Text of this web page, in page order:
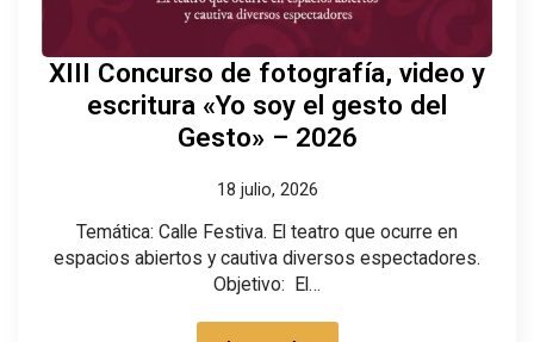
XIII Concurso de fotografía, video y
escritura «Yo soy el gesto del
Gesto» – 2026
18 julio, 2026
Temática: Calle Festiva. El teatro que ocurre en
espacios abiertos y cautiva diversos espectadores.
Objetivo: El…